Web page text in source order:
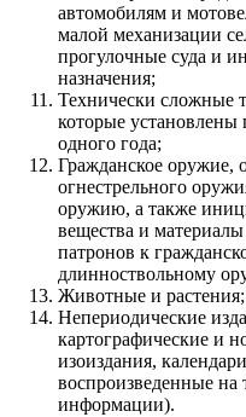
автомобилям и
малой механизации
прогулочные суда и
назначения;
Технически сложные
которые установлены
одного года;
Гражданское оружие,
огнестрельного
оружию, а также
вещества и
патронов к
длинноствольному
Животные и растения;
Непериодические
картографические и
изоиздания,
воспроизведенные на
информации).